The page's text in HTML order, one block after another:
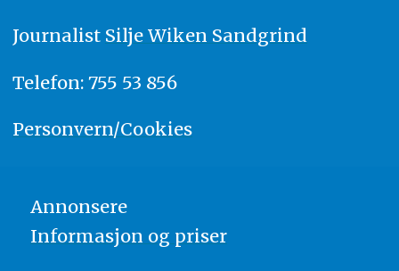
Journalist Silje Wiken Sandgrind
Telefon: 755 53 856
Personvern/Cookies
Annonsere
Informasjon og priser